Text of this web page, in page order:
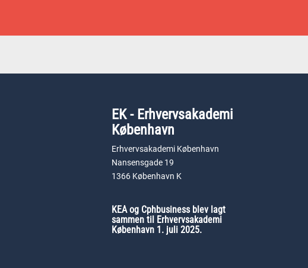
EK - Erhvervsakademi
København
Erhvervsakademi København
Nansensgade 19
1366 København K
KEA og Cphbusiness blev lagt
sammen til Erhvervsakademi
København 1. juli 2025.